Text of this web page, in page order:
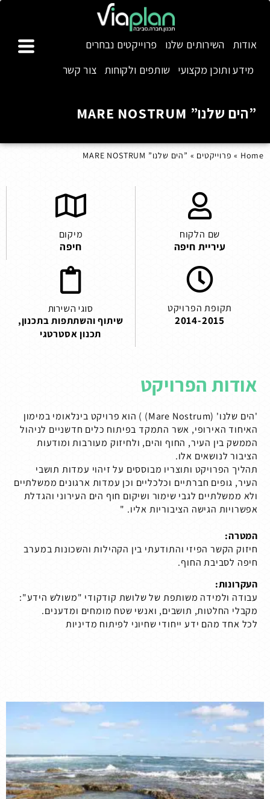
אודות השירותים שלנו
פרוייקטים נבחרים
מידע ותוכן מקצועי
שותפים ולקוחות צור קשר
”הים שלנו” MARE NOSTRUM
Home
» פרוייקטים » ”הים שלנו” MARE NOSTRUM
שם הלקוח
עיריית חיפה
מיקום
חיפה
תקופת הפרויקט
2014-2015
סוגי השירות
שיתוף והשתתפות בתכנון,
תכנון אסטרטגי
אודות הפרויקט
'הים שלנו' (Mare Nostrum) ) הוא פרויקט בינלאומי במימון
האיחוד האירופי, אשר התמקד בפיתוח כלים חדשניים לניהול
הממשק בין העיר, החוף והים, ולחיזוק מעורבות ומודעות
הציבור לנושאים אלו.
תהליך הפרויקט ותוצריו מבוססים על זיהוי עמדות תושבי
העיר, גופים חברתיים וכלכליים וכן עמדות ארגונים ממשלתיים
ולא ממשלתיים לגבי שימור ושיקום חוף הים העירוני והגדלת
אפשרויות הגישה הציבוריות אליו. "
המטרה:
חיזוק הקשר הפיזי והתודעתי בין הקהילות והשכונות במערב
חיפה לסביבת החוף.
העקרונות:
עבודה ולמידה משותפת של שלושת קודקודי "משולש הידע":
מקבלי החלטות, תושבים, ואנשי שטח מומחים ומדענים.
לכל אחד מהם ידע ייחודי שחיוני לפיתוח מדיניות